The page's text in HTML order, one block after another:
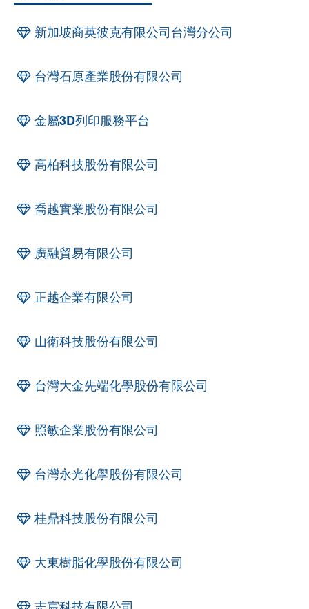
新加坡商英彼克有限公司台灣分公司
台灣石原產業股份有限公司
金屬3D列印服務平台
高柏科技股份有限公司
喬越實業股份有限公司
廣融貿易有限公司
正越企業有限公司
山衛科技股份有限公司
台灣大金先端化學股份有限公司
照敏企業股份有限公司
台灣永光化學股份有限公司
桂鼎科技股份有限公司
大東樹脂化學股份有限公司